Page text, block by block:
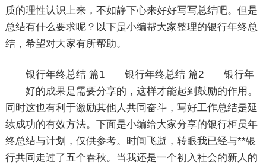
质的理性认识上来，不如静下心来好好写写总结吧。但是
总结有什么要求呢？以下是小编帮大家整理的银行年终总
结，希望对大家有所帮助。
银行年终总结 篇1
好的成果是需要分享的，这样才能起到鼓励的作用。
同时这也有利于激励其他人共同奋斗，写好工作总结是延
续成功的有效方法。下面是小编给大家分享的银行柜员年
终总结与计划，仅供参考。时间飞逝，转眼我已经与**银
行共同走过了五个春秋。当我还是一个初入社会的新人的
银行年终总结 篇2银行年